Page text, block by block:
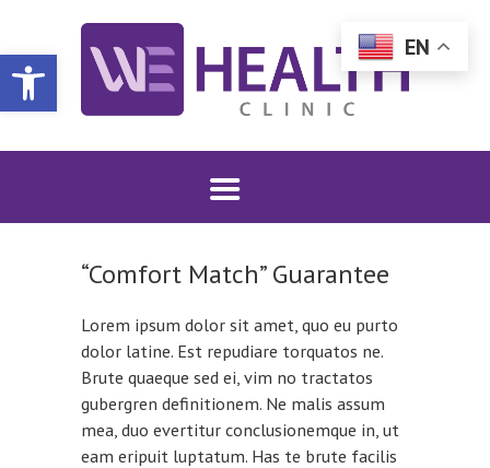
Open toolbarWE HEALTH CLINIC | DULUTH, MN
Sexual and Reproductive Choice
SHOP WHC MERCH
PATIENT INFO
DONATE
COMMUNITY
CONTACT
INTERNATIONAL
“Comfort Match” Guarantee
Lorem ipsum dolor sit amet, quo eu purto
dolor latine. Est repudiare torquatos ne.
Brute quaeque sed ei, vim no tractatos
gubergren definitionem. Ne malis assum
mea, duo evertitur conclusionemque in, ut
eam eripuit luptatum. Has te brute facilis
EN